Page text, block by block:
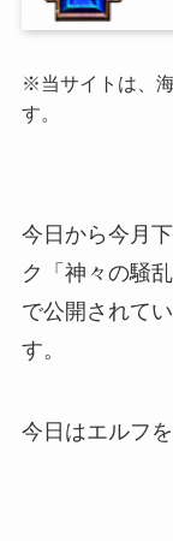
※当サイトは、
す。
今日から今月
ク「神々の騒
で公開されて
す。
今日はエルフ